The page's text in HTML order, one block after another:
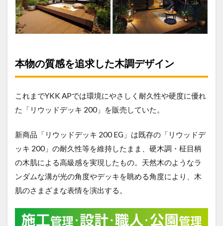
本物の質感を追求した木調デザイン
これまでYKK APでは環境にやさしく耐久性や硬度に優れ
た「リウッドデッキ 200」を販売していた。
新商品「リウッドデッキ 200 EG」は既存の「リウッドデ
ッキ 200」の耐久性等を維持したまま、硬木調・柾目柄
の木肌による高級感を実現したもの。天然木のようなラ
ンダムな溝が光の角度やデッキを眺める角度により、木
肌のさまざまな表情を演出する。